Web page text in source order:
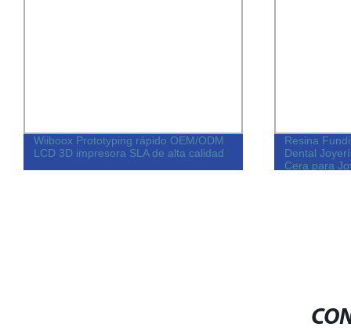
Prototyping rápido OEM/ODM
3D impresora SLA de alta calidad
Resina Fundible
Dental Joyería LCD
Cera para Joyería